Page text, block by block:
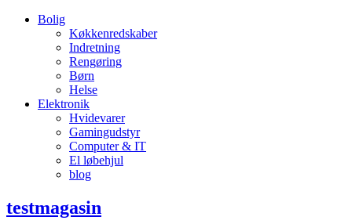
Bolig
Køkkenredskaber
Indretning
Rengøring
Børn
Helse
Elektronik
Hvidevarer
Gamingudstyr
Computer & IT
El løbehjul
blog
testmagasin